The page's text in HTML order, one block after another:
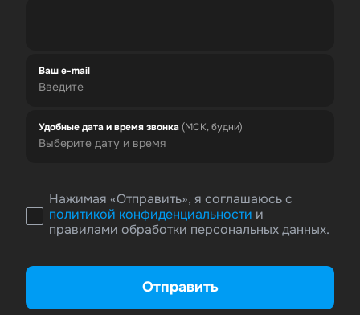
Ваш e-mail
Удобные дата и время звонка(МСК, будни)
Нажимая «Отправить», я соглашаюсь с
политикой конфиденциальности и
правилами обработки персональных данных.